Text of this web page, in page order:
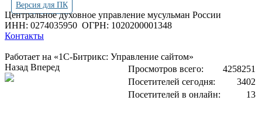
Версия для ПК
Центральное духовное управление мусульман России
ИНН: 0274035950 ОГРН: 1020200001348
Контакты
Работает на «1С-Битрикс: Управление сайтом»
Просмотров всего:
4258251
Посетителей сегодня:
3402
Посетителей в онлайн:
13
Назад Вперед